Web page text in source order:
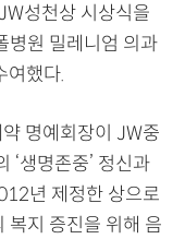
성천상 시상식을
병원 밀레니엄 의과
여했다.
명예회장이 JW중
‘생명존중’ 정신과
년 제정한 상으로
복지 증진을 위해 음